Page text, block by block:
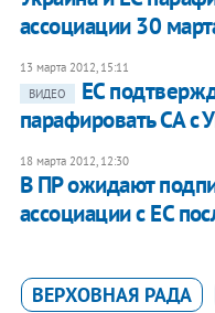
ассоциации 30
13 марта 2012, 15:11
ВИДЕО
ЕС
парафировать СА с
18 марта 2012, 12:30
В ПР ожидают
ассоциации с ЕС
ВЕРХОВНАЯ РАДА